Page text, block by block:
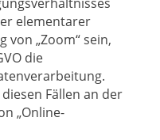
elementarer
von „Zoom“ sein,
die
Fällen an der
„Online-